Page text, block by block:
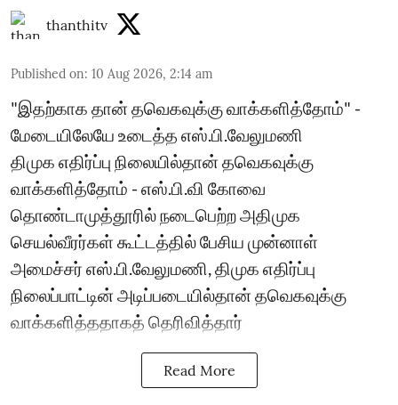
thanthitv
Published on: 10 Aug 2026, 2:14 am
"இதற்காக தான் தவெகவுக்கு வாக்களித்தோம்" -
மேடையிலேயே உடைத்த எஸ்.பி.வேலுமணி
திமுக எதிர்ப்பு நிலையில்தான் தவெகவுக்கு
வாக்களித்தோம் - எஸ்.பி.வி கோவை
தொண்டாமுத்தூரில் நடைபெற்ற அதிமுக
செயல்வீரர்கள் கூட்டத்தில் பேசிய முன்னாள்
அமைச்சர் எஸ்.பி.வேலுமணி, திமுக எதிர்ப்பு
நிலைப்பாட்டின் அடிப்படையில்தான் தவெகவுக்கு
வாக்களித்ததாகத் தெரிவித்தார்
Read More